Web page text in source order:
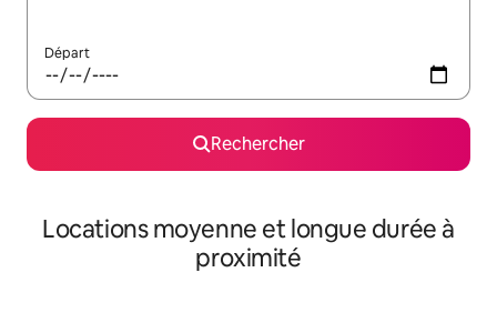
Départ
Rechercher
Locations moyenne et longue durée à
proximité